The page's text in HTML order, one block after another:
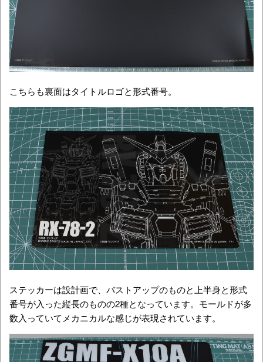
こちらも裏面はタイトルロゴと形式番号。
ステッカーは設計画で、バストアップのものと上半身と形式
番号が入った縦長のものの2種となっています。モールドが多
数入っていてメカニカルな感じが表現されています。